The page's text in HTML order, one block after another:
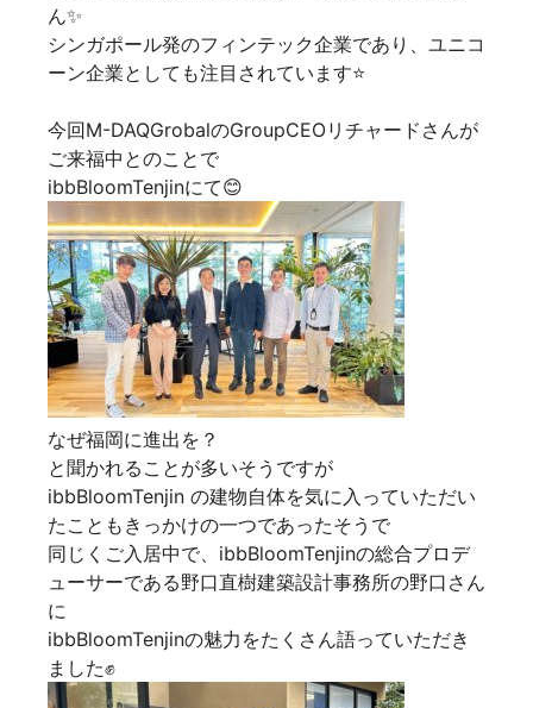
ん✨
シンガポール発のフィンテック企業であり、ユニコ
ーン企業としても注目されています⭐
今回M-DAQGrobalのGroupCEOリチャードさんが
ご来福中とのことで
ibbBloomTenjinにて😊
なぜ福岡に進出を？
と聞かれることが多いそうですが
ibbBloomTenjin の建物自体を気に入っていただい
たこともきっかけの一つであったそうで
同じくご入居中で、ibbBloomTenjinの総合プロデ
ューサーである野口直樹建築設計事務所の野口さん
に
ibbBloomTenjinの魅力をたくさん語っていただき
ました✊